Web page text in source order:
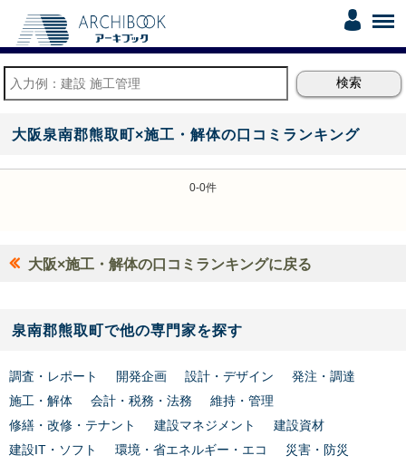
大阪泉南郡熊取町×施工・解体の口コミランキング
0-0件
大阪×施工・解体の口コミランキングに戻る
泉南郡熊取町で他の専門家を探す
調査・レポート 開発企画 設計・デザイン
発注・調達
施工・解体
会計・税務・法務
維持・管理
修繕・改修・テナント
建設マネジメント
建設資材
建設IT・ソフト
環境・省エネルギー・エコ
災害・防災